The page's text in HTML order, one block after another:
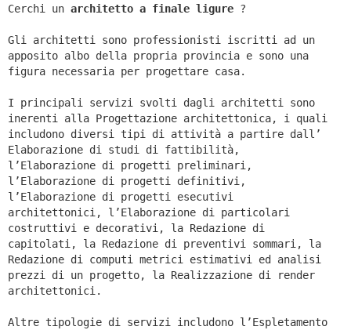
Cerchi un architetto a finale ligure ?
Gli architetti sono professionisti iscritti ad un
apposito albo della propria provincia e sono una
figura necessaria per progettare casa.
I principali servizi svolti dagli architetti sono
inerenti alla Progettazione architettonica, i quali
includono diversi tipi di attività a partire dall’
Elaborazione di studi di fattibilità,
l’Elaborazione di progetti preliminari,
l’Elaborazione di progetti definitivi,
l’Elaborazione di progetti esecutivi
architettonici, l’Elaborazione di particolari
costruttivi e decorativi, la Redazione di
capitolati, la Redazione di preventivi sommari, la
Redazione di computi metrici estimativi ed analisi
prezzi di un progetto, la Realizzazione di render
architettonici.
Altre tipologie di servizi includono l’Espletamento